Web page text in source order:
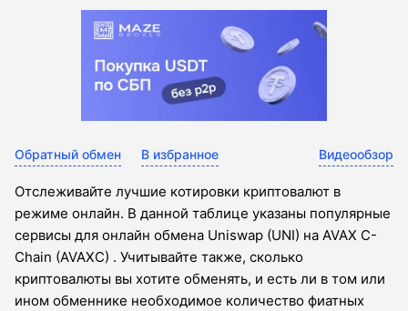
Обратный обмен В избранное Видеообзор
Отслеживайте лучшие котировки криптовалют в
режиме онлайн. В данной таблице указаны популярные
сервисы для онлайн обмена Uniswap (UNI) на AVAX C-
Chain (AVAXC) . Учитывайте также, сколько
криптовалюты вы хотите обменять, и есть ли в том или
ином обменнике необходимое количество фиатных